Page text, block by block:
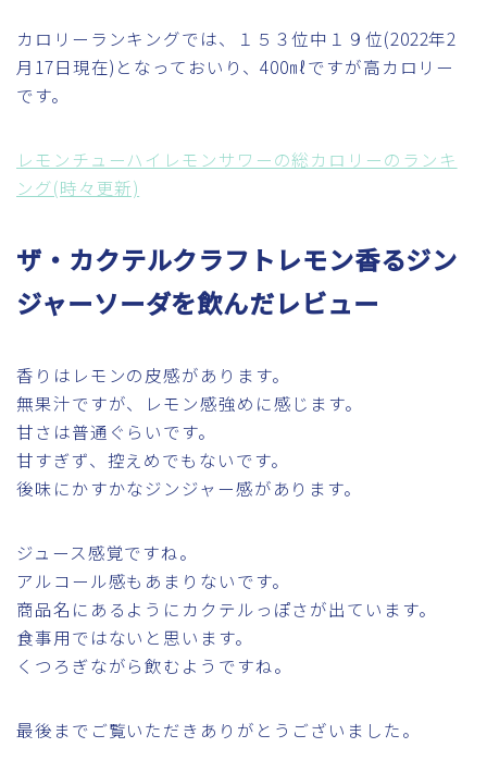
カロリーランキングでは、１５３位中１９位(2022年2
月17日現在)となっておいり、400㎖ですが高カロリー
です。
レモンチューハイレモンサワーの総カロリーのランキ
ング(時々更新)
ザ・カクテルクラフトレモン香るジン
ジャーソーダを飲んだレビュー
香りはレモンの皮感があります。
無果汁ですが、レモン感強めに感じます。
甘さは普通ぐらいです。
甘すぎず、控えめでもないです。
後味にかすかなジンジャー感があります。
ジュース感覚ですね。
アルコール感もあまりないです。
商品名にあるようにカクテルっぽさが出ています。
食事用ではないと思います。
くつろぎながら飲むようですね。
最後までご覧いただきありがとうございました。